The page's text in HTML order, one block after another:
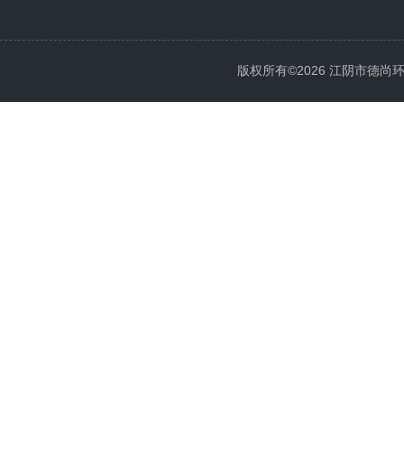
版权所有©2026 江阴市德尚